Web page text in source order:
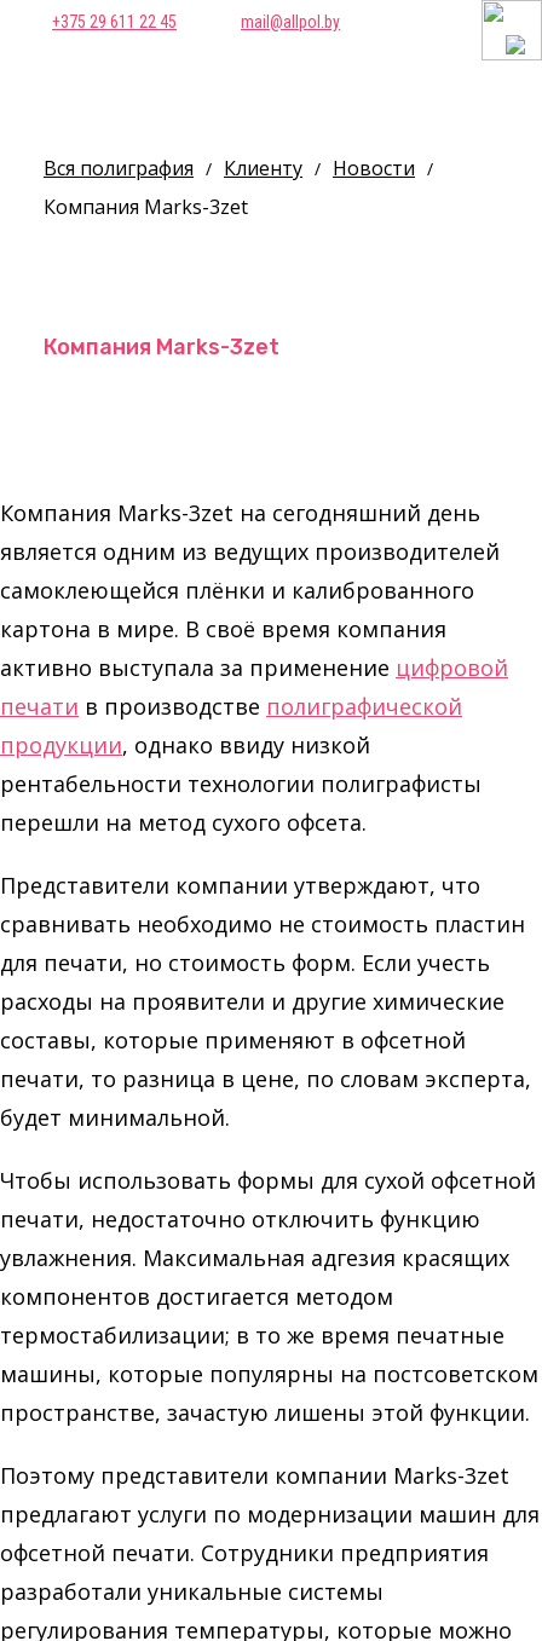
+375 29 611 22 45 mail@allpol.by
Вся полиграфия / Клиенту / Новости /
Компания Marks-3zet
Компания Marks-3zet
Компания Marks-3zet на сегодняшний день
является одним из ведущих производителей
самоклеющейся плёнки и калиброванного
картона в мире. В своё время компания
активно выступала за применение цифровой
печати в производстве полиграфической
продукции, однако ввиду низкой
рентабельности технологии полиграфисты
перешли на метод сухого офсета.
Представители компании утверждают, что
сравнивать необходимо не стоимость пластин
для печати, но стоимость форм. Если учесть
расходы на проявители и другие химические
составы, которые применяют в офсетной
печати, то разница в цене, по словам эксперта,
будет минимальной.
Чтобы использовать формы для сухой офсетной
печати, недостаточно отключить функцию
увлажнения. Максимальная адгезия красящих
компонентов достигается методом
термостабилизации; в то же время печатные
машины, которые популярны на постсоветском
пространстве, зачастую лишены этой функции.
Поэтому представители компании Marks-3zet
предлагают услуги по модернизации машин для
офсетной печати. Сотрудники предприятия
разработали уникальные системы
регулирования температуры, которые можно